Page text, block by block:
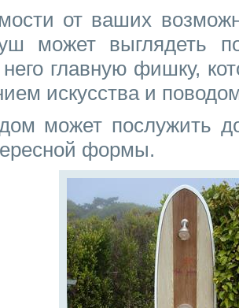
от ваших
может выглядеть
главную фишку,
искусства и
может послужить
формы.